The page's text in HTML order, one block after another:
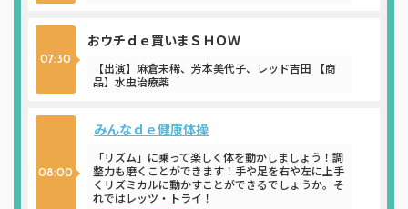
07:30
おウチｄｅ買いまＳＨＯＷ
【出演】麻倉未稀、芳本美代子、レッド吉田 【商
品】水虫治療薬
08:00
みんなｄｅ健康体操
「リズム」に乗って楽しく体を動かしましょう！調
整力も磨くことができます！手や足を右や左に上手
くリズミカルに動かすことができるでしょうか。そ
れではレッツ・トライ！